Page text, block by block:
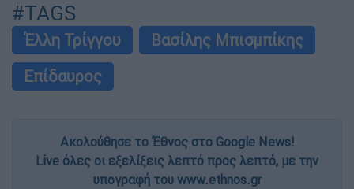
#TAGS
Έλλη Τρίγγου
Βασίλης Μπισμπίκης
Επίδαυρος
Ακολούθησε το Έθνος στο Google News!
Live όλες οι εξελίξεις λεπτό προς λεπτό, με την
υπογραφή του www.ethnos.gr